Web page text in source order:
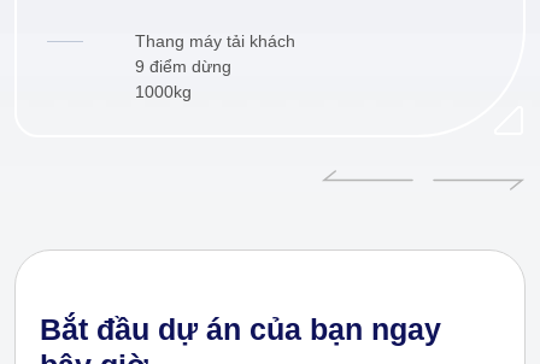
Thang máy tải khách
9 điểm dừng
1000kg
Bắt đầu dự án của bạn ngay